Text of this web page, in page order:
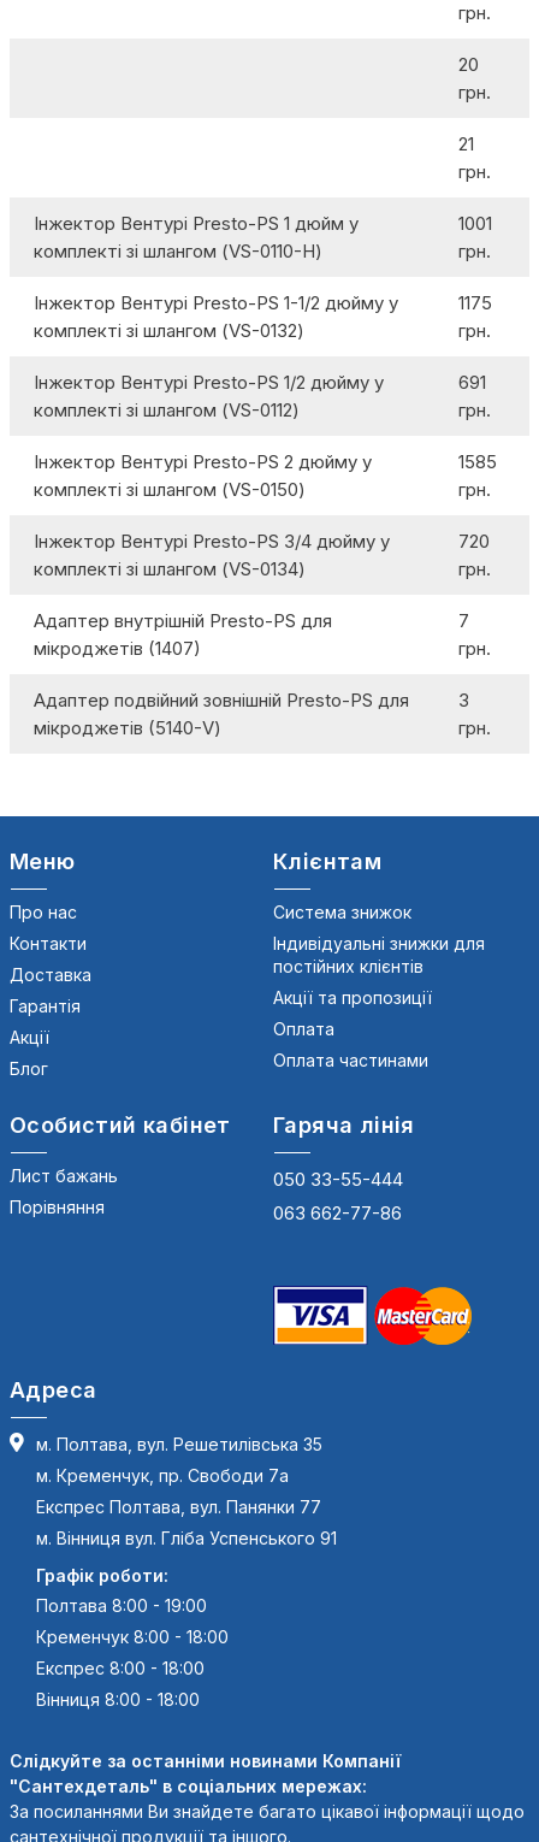
грн.
20
грн.
21
грн.
Інжектор Вентурі Presto-PS 1 дюйм у
комплекті зі шлангом (VS-0110-H)
1001
грн.
Інжектор Вентурі Presto-PS 1-1/2 дюйму у
комплекті зі шлангом (VS-0132)
1175
грн.
Інжектор Вентурі Presto-PS 1/2 дюйму у
комплекті зі шлангом (VS-0112)
691
грн.
Інжектор Вентурі Presto-PS 2 дюйму у
комплекті зі шлангом (VS-0150)
1585
грн.
Інжектор Вентурі Presto-PS 3/4 дюйму у
комплекті зі шлангом (VS-0134)
720
грн.
Адаптер внутрішній Presto-PS для
мікроджетів (1407)
7
грн.
Адаптер подвійний зовнішній Presto-PS для
мікроджетів (5140-V)
3
грн.
Меню
Про нас
Контакти
Доставка
Гарантія
Акції
Блог
Клієнтам
Система знижок
Індивідуальні знижки для
постійних клієнтів
Акції та пропозиції
Оплата
Оплата частинами
Особистий кабінет
Лист бажань
Порівняння
Гаряча лінія
050 33-55-444
063 662-77-86
Адреса
м. Полтава, вул. Решетилівська 35
м. Кременчук, пр. Свободи 7а
Експрес Полтава, вул. Панянки 77
м. Вінниця вул. Гліба Успенського 91
Графік роботи:
Полтава 8:00 - 19:00
Кременчук 8:00 - 18:00
Експрес 8:00 - 18:00
Вінниця 8:00 - 18:00
Слідкуйте за останніми новинами Компанії
"Сантехдеталь" в соціальних мережах:
За посиланнями Ви знайдете багато цікавої інформації щодо
сантехнічної продукції та іншого.